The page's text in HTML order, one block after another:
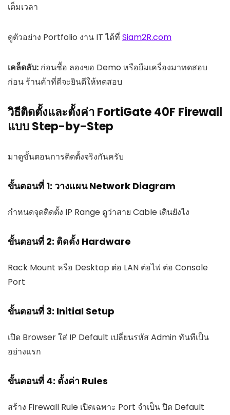
เต็มเวลา
ดูตัวอย่าง Portfolio งาน IT ได้ที่ Siam2R.com
เคล็ดลับ: ก่อนซื้อ ลองขอ Demo หรือยืมเครื่องมาทดสอบ
ก่อน ร้านค้าที่ดีจะยินดีให้ทดสอบ
วิธีติดตั้งและตั้งค่า FortiGate 40F Firewall
แบบ Step-by-Step
มาดูขั้นตอนการติดตั้งจริงกันครับ
ขั้นตอนที่ 1: วางแผน Network Diagram
กำหนดจุดติดตั้ง IP Range ดูว่าสาย Cable เดินยังไง
ขั้นตอนที่ 2: ติดตั้ง Hardware
Rack Mount หรือ Desktop ต่อ LAN ต่อไฟ ต่อ Console
Port
ขั้นตอนที่ 3: Initial Setup
เปิด Browser ใส่ IP Default เปลี่ยนรหัส Admin ทันทีเป็น
อย่างแรก
ขั้นตอนที่ 4: ตั้งค่า Rules
สร้าง Firewall Rule เปิดเฉพาะ Port จำเป็น ปิด Default